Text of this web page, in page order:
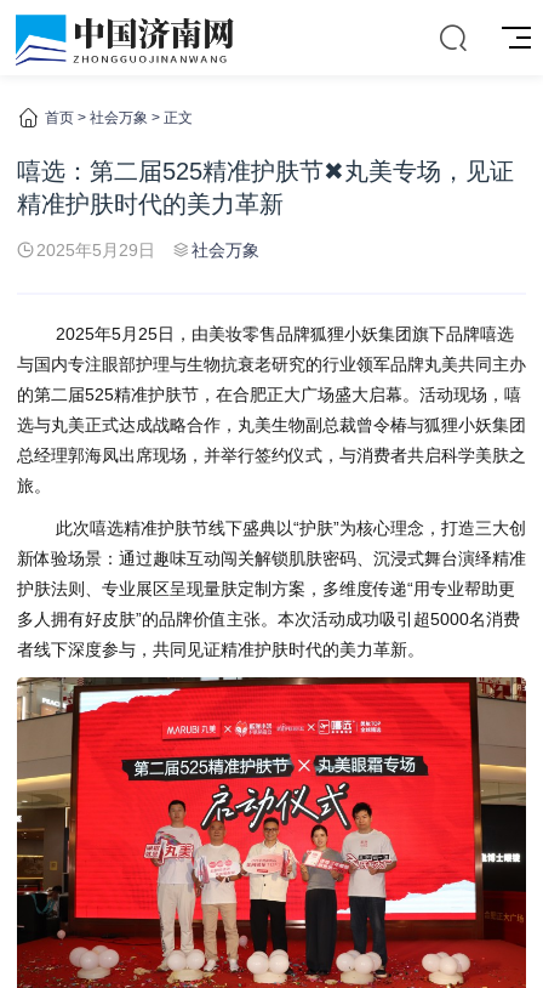
首页 > 社会万象 > 正文
嘻选：第二届525精准护肤节✖丸美专场，见证
精准护肤时代的美力革新
2025年5月29日 社会万象
2025年5月25日，由美妆零售品牌狐狸小妖集团旗下品牌嘻选
与国内专注眼部护理与生物抗衰老研究的行业领军品牌丸美共同主办
的第二届525精准护肤节，在合肥正大广场盛大启幕。活动现场，嘻
选与丸美正式达成战略合作，丸美生物副总裁曾令椿与狐狸小妖集团
总经理郭海凤出席现场，并举行签约仪式，与消费者共启科学美肤之
旅。
此次嘻选精准护肤节线下盛典以“护肤”为核心理念，打造三大创
新体验场景：通过趣味互动闯关解锁肌肤密码、沉浸式舞台演绎精准
护肤法则、专业展区呈现量肤定制方案，多维度传递“用专业帮助更
多人拥有好皮肤”的品牌价值主张。本次活动成功吸引超5000名消费
者线下深度参与，共同见证精准护肤时代的美力革新。